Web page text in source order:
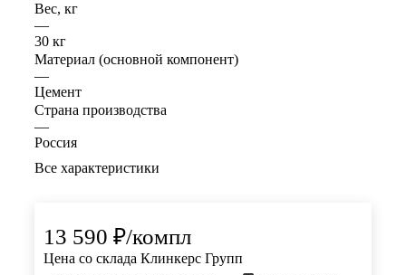
Вес, кг
—
30 кг
Материал (основной компонент)
—
Цемент
Страна производства
—
Россия
Все характеристики
13 590 ₽/компл
Цена со склада Клинкерс Групп